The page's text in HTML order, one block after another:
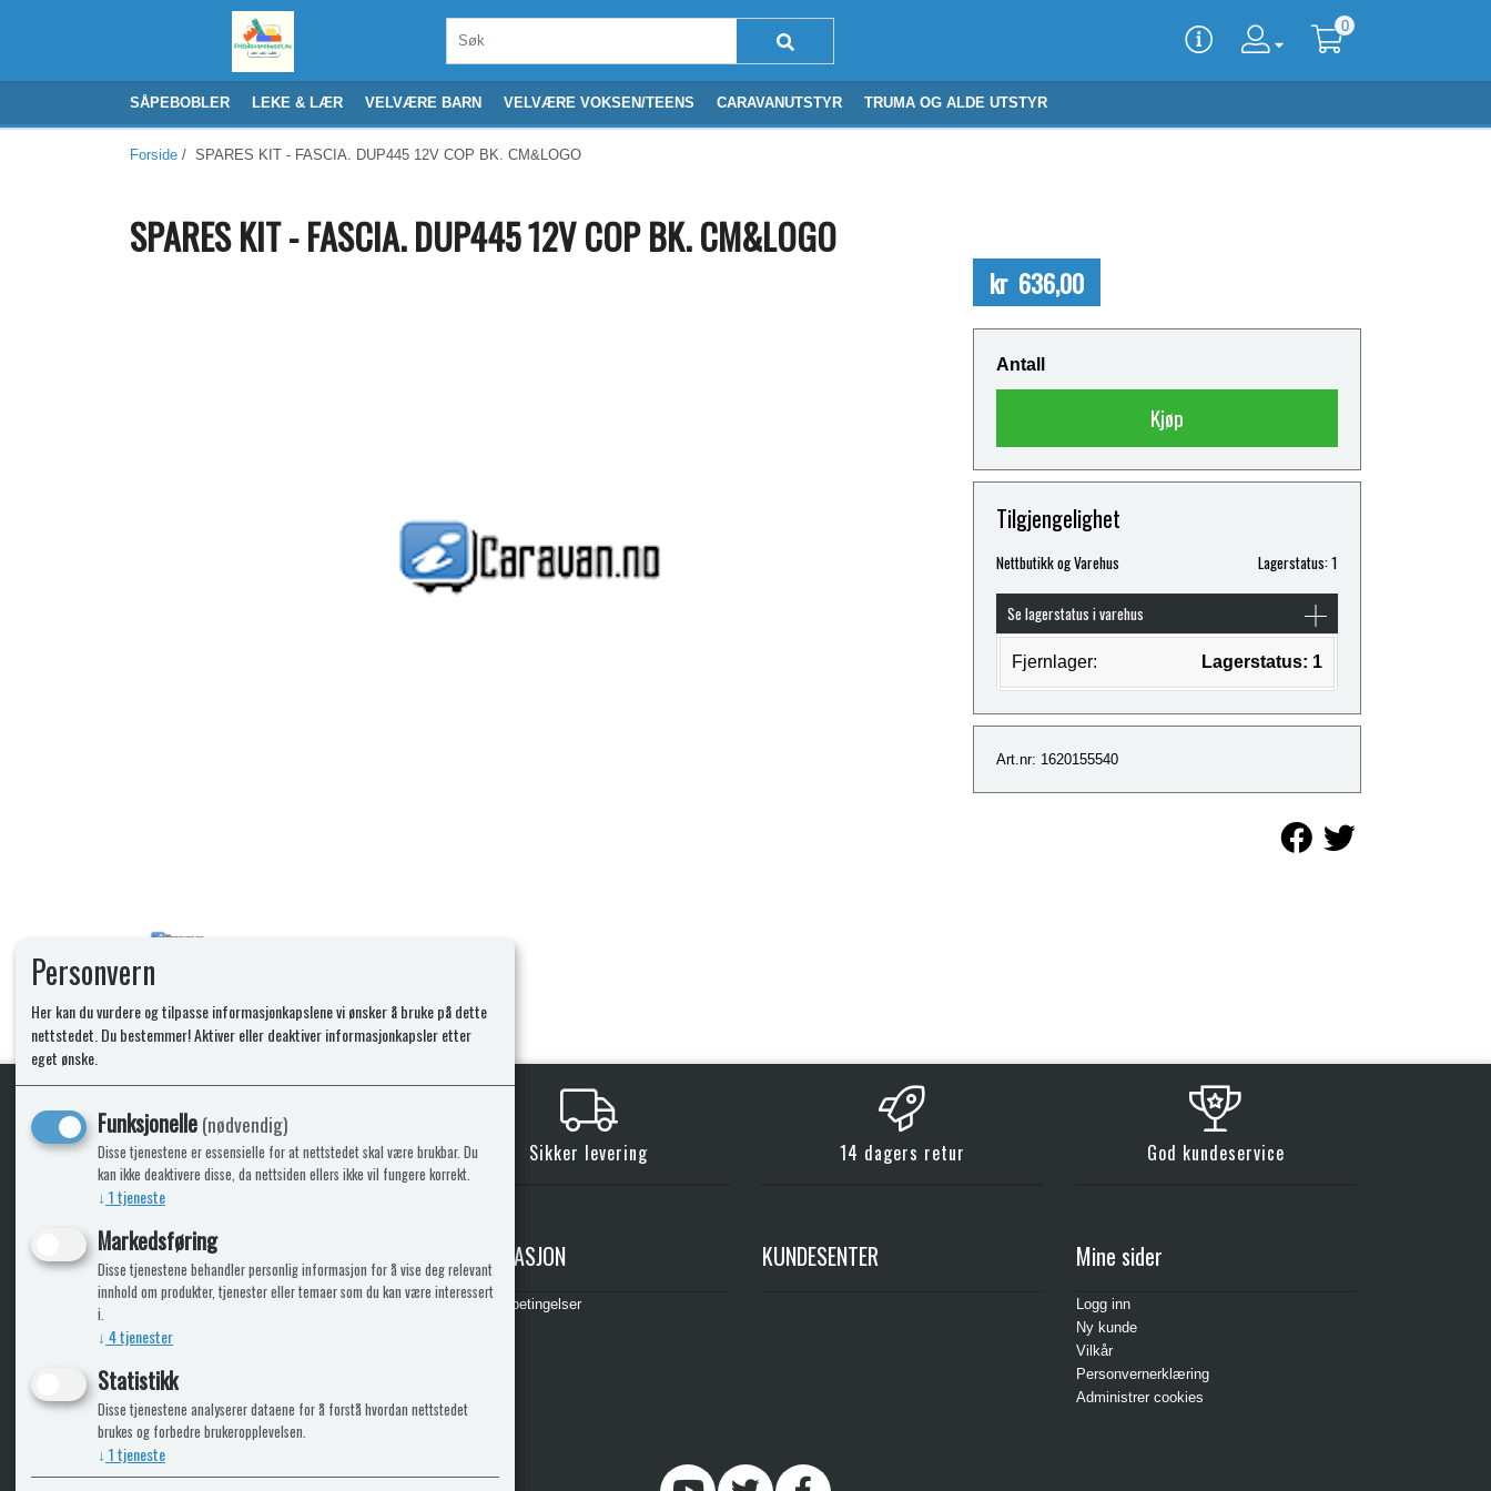
0
SÅPEBOBLER LEKE & LÆR VELVÆRE BARN VELVÆRE VOKSEN/TEENS CARAVANUTSTYR TRUMA OG ALDE UTSTYR
Forside / SPARES KIT - FASCIA. DUP445 12V COP BK. CM&LOGO
SPARES KIT - FASCIA. DUP445 12V COP BK. CM&LOGO
kr 636,00
Antall
Kjøp
Tilgjengelighet
Nettbutikk og Varehus Lagerstatus: 1
Se lagerstatus i varehus
Fjernlager: Lagerstatus: 1
Art.nr: 1620155540
KLikk & hent Sikker levering 14 dagers retur God kundeservice
ICARAVANGRUPPEN
Trumadeler.no
Caravan.no
Fritidsvarehuset.no
Bobilkjeden - iCaravan Tromsø
INFORMASJON
Leveringsbetingelser
KUNDESENTER Mine sider
Logg inn
Ny kunde
Vilkår
Personvernerklæring
Administrer cookies
Personvern
Her kan du vurdere og tilpasse informasjonkapslene vi ønsker å bruke på dette
nettstedet. Du bestemmer! Aktiver eller deaktiver informasjonkapsler etter
eget ønske.
Funksjonelle(nødvendig)
Disse tjenestene er essensielle for at nettstedet skal være brukbar. Du
kan ikke deaktivere disse, da nettsiden ellers ikke vil fungere korrekt.
↓ 1tjeneste
Markedsføring
Disse tjenestene behandler personlig informasjon for å vise deg relevant
innhold om produkter, tjenester eller temaer som du kan være interessert
i.
↓ 4tjenester
Statistikk
Disse tjenestene analyserer dataene for å forstå hvordan nettstedet
brukes og forbedre brukeropplevelsen.
↓ 1tjeneste